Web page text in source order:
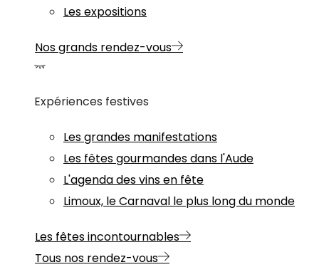
Les expositions
Nos grands rendez-vous
Expériences festives
Les grandes manifestations
Les fêtes gourmandes dans l'Aude
L'agenda des vins en fête
Limoux, le Carnaval le plus long du monde
Les fêtes incontournables
Tous nos rendez-vous